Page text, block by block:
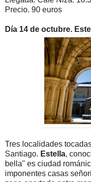
Precio. 90 euros
Día 14 de octubre.
Tres localidades
Santiago. Estella,
bella" es ciudad
imponentes casas